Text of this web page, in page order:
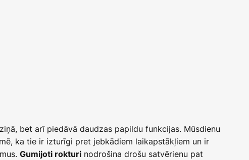
bet arī piedāvā daudzas papildu funkcijas. Mūsdienu
ka tie ir izturīgi pret jebkādiem laikapstākļiem un ir
Gumijoti rokturi nodrošina drošu satvērienu pat